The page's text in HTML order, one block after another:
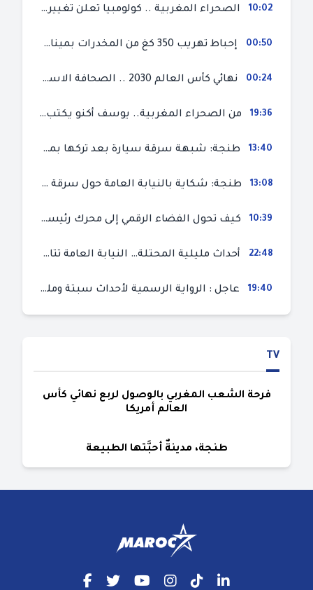
10:02 الصحراء المغربية .. كولومبيا تعلن تغييرا في موقفها وتعترف بسيادة المغرب على صحرائه
00:50 إحباط تهريب 350 كغ من المخدرات بميناء طنجة المتوسط
00:24 نهائي كأس العالم 2030 .. الصحافة الاسبانية قلقة من حسم الملف لصالح المغرب و”تتهم رئيس الفيفا”
19:36 من الصحراء المغربية.. يوسف أكنو يكتب عن أزمة سبتة المحتلة ويؤكد ان الهجرة السرية ليست حلا وبناء الوطن هو الخيار الأفضل
13:40 طنجة: شبهة سرقة سيارة بعد تركها بمحل ميكانيك للإصلاح
13:08 طنجة: شكاية بالنيابة العامة حول سرقة سيارة تركها صاحبها بمحل ميكانيك للإصلاح
10:39 كيف تحول الفضاء الرقمي إلى محرك رئيسي لأحداث الهجرة في سبتة؟
22:48 أحداث مليلية المحتلة… النيابة العامة تتابع 50 متورطا في محاولة اقتحام السياح الحدودي بتهم ثقيلة
19:40 عاجل : الرواية الرسمية لأحداث سبتة ومليلية المحتلتين (وزارة الداخلية)
TV
فرحة الشعب المغربي بالوصول لربع نهائي كأس
العالم أمريكا
طنجة، مدينةٌ أحبَّتها الطبيعة